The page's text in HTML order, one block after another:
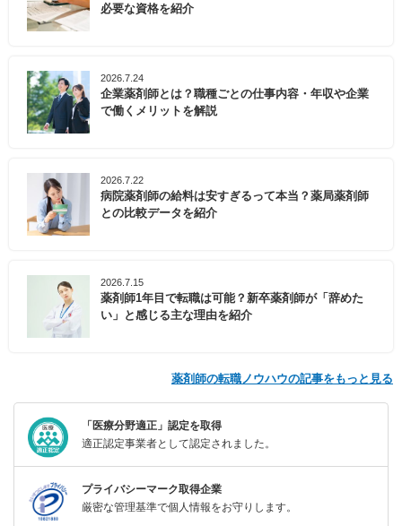
必要な資格を紹介
2026.7.24
企業薬剤師とは？職種ごとの仕事内容・年収や企業
で働くメリットを解説
2026.7.22
病院薬剤師の給料は安すぎるって本当？薬局薬剤師
との比較データを紹介
2026.7.15
薬剤師1年目で転職は可能？新卒薬剤師が「辞めた
い」と感じる主な理由を紹介
薬剤師の転職ノウハウの記事をもっと見る
「医療分野適正」認定を取得
適正認定事業者として認定されました。
プライバシーマーク取得企業
厳密な管理基準で個人情報をお守りします。